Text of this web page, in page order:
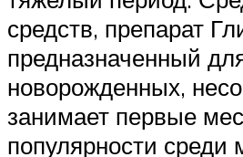
средств, препарат
предназначенный
новорожденных,
занимает первые
популярности среди